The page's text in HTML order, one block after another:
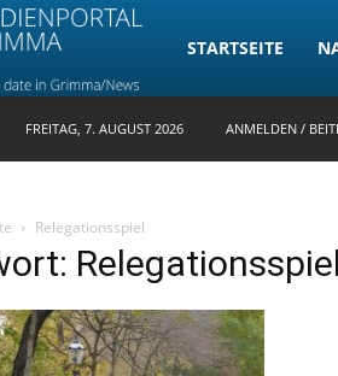
Medienportal
STARTSEITE
FREITAG, 7. AUGUST 2026 ANMELDEN /
Relegationsspiel
Relegationsspiel